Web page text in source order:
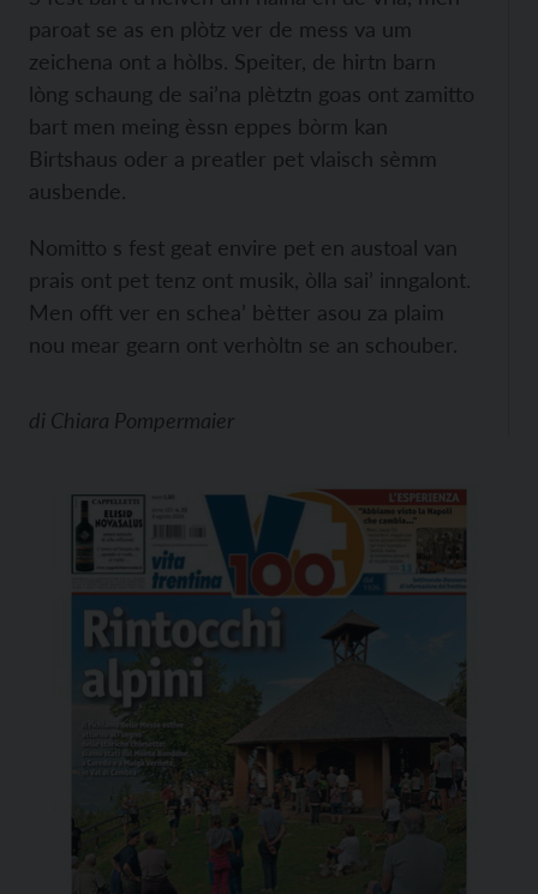
paroat se as en plòtz ver de mess va um
zeichena ont a hòlbs. Speiter, de hirtn barn
lòng schaung de sai’na plètztn goas ont zamitto
bart men meing èssn eppes bòrm kan
Birtshaus oder a preatler pet vlaisch sèmm
ausbende.
Nomitto s fest geat envire pet en austoal van
prais ont pet tenz ont musik, òlla sai’ inngalont.
Men offt ver en schea’ bètter asou za plaim
nou mear gearn ont verhòltn se an schouber.
di Chiara Pompermaier